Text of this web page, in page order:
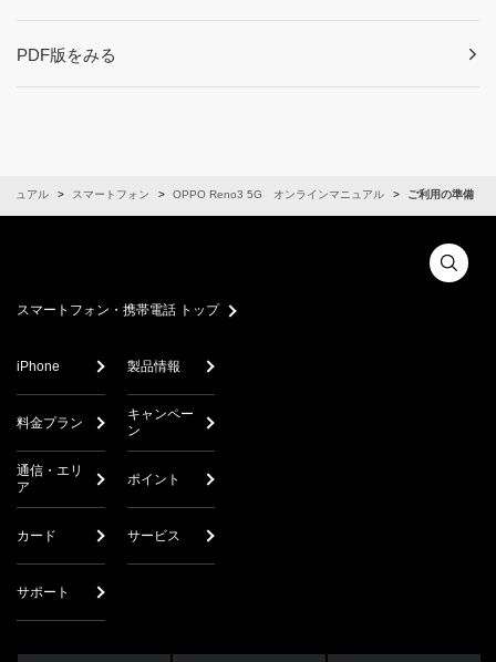
PDF版をみる
ニュアル スマートフォン OPPO Reno3 5G オンラインマニュアル ご利用の準備
スマートフォン・携帯電話 トップ
iPhone 製品情報
料金プラン
キャンペー
ン
通信・エリ
ア
ポイント
カード サービス
サポート